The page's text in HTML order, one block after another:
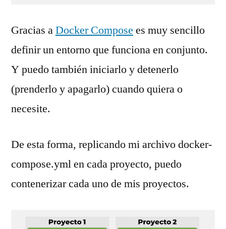
Gracias aDocker Compose es muy sencillo
definir un entorno que funciona en conjunto.
Y puedo también iniciarlo y detenerlo
(prenderlo y apagarlo) cuando quiera o
necesite.
De esta forma, replicando mi archivo docker-
compose.yml en cada proyecto, puedo
contenerizar cada uno de mis proyectos.